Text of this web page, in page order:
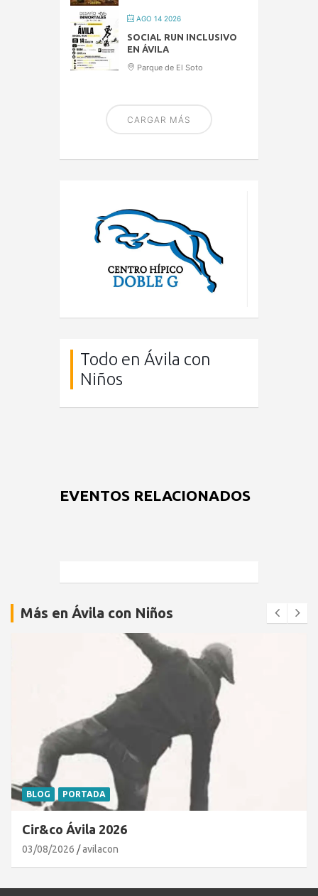
AGO 14 2026
SOCIAL RUN INCLUSIVO
EN ÁVILA
Parque de El Soto
CARGAR MÁS
Todo en Ávila con
Niños
EVENTOS RELACIONADOS
Más en Ávila con Niños
BLOG PORTADA
Cir&co Ávila 2026
03/08/2026 avilacon